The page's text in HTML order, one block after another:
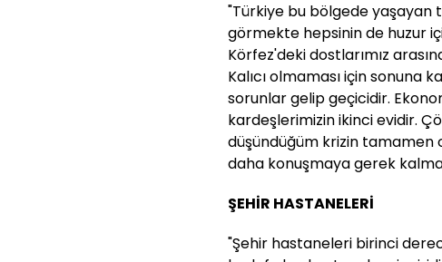
"Türkiye bu bölgede yaşayan
görmekte hepsinin de huzur
Körfez'deki dostlarımız
Kalıcı olmaması için sonuna
sorunlar gelip geçicidir.
kardeşlerimizin ikinci evidir.
düşündüğüm krizin tamamen
daha konuşmaya gerek
ŞEHİR HASTANELERİ
"Şehir hastaneleri birinci